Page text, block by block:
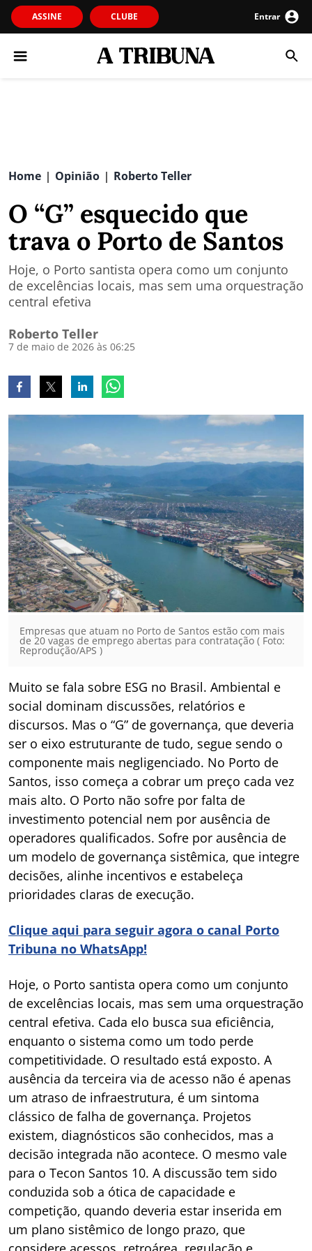
ASSINE CLUBE Entrar
Home | Opinião | Roberto Teller
O “G” esquecido que
trava o Porto de Santos
Hoje, o Porto santista opera como um conjunto
de excelências locais, mas sem uma orquestração
central efetiva
Roberto Teller
7 de maio de 2026 às 06:25
Empresas que atuam no Porto de Santos estão com mais
de 20 vagas de emprego abertas para contratação ( Foto:
Reprodução/APS )
Muito se fala sobre ESG no Brasil. Ambiental e
social dominam discussões, relatórios e
discursos. Mas o “G” de governança, que deveria
ser o eixo estruturante de tudo, segue sendo o
componente mais negligenciado. No Porto de
Santos, isso começa a cobrar um preço cada vez
mais alto. O Porto não sofre por falta de
investimento potencial nem por ausência de
operadores qualificados. Sofre por ausência de
um modelo de governança sistêmica, que integre
decisões, alinhe incentivos e estabeleça
prioridades claras de execução.
Clique aqui para seguir agora o canal Porto
Tribuna no WhatsApp!
Hoje, o Porto santista opera como um conjunto
de excelências locais, mas sem uma orquestração
central efetiva. Cada elo busca sua eficiência,
enquanto o sistema como um todo perde
competitividade. O resultado está exposto. A
ausência da terceira via de acesso não é apenas
um atraso de infraestrutura, é um sintoma
clássico de falha de governança. Projetos
existem, diagnósticos são conhecidos, mas a
decisão integrada não acontece. O mesmo vale
para o Tecon Santos 10. A discussão tem sido
conduzida sob a ótica de capacidade e
competição, quando deveria estar inserida em
um plano sistêmico de longo prazo, que